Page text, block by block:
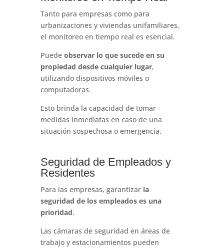
Tanto para empresas como para
urbanizaciones y viviendas unifamiliares,
el monitoreo en tiempo real es esencial.
Puede observar lo que sucede en su
propiedad desde cualquier lugar,
utilizando dispositivos móviles o
computadoras.
Esto brinda la capacidad de tomar
medidas inmediatas en caso de una
situación sospechosa o emergencia.
Seguridad de Empleados y
Residentes
Para las empresas, garantizar la
seguridad de los empleados es una
prioridad.
Las cámaras de seguridad en áreas de
trabajo y estacionamientos pueden